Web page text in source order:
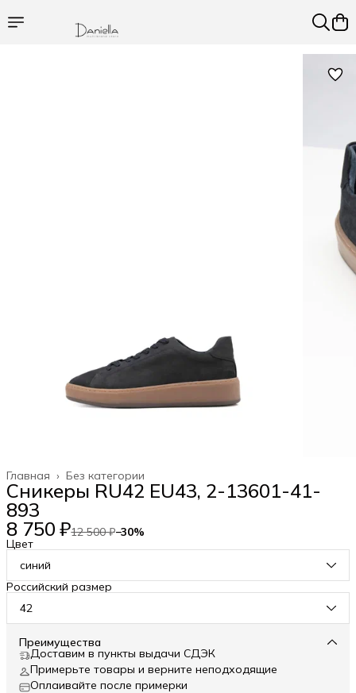
Без категории
Главная ›
Сникеры RU42 EU43, 2-13601-41-
893
8 750 ₽12 500 ₽−30%
Цвет
синий
Российский размер
42
Преимущества
Доставим в пункты выдачи СДЭК
Примерьте товары и верните неподходящие
Оплаивайте после примерки